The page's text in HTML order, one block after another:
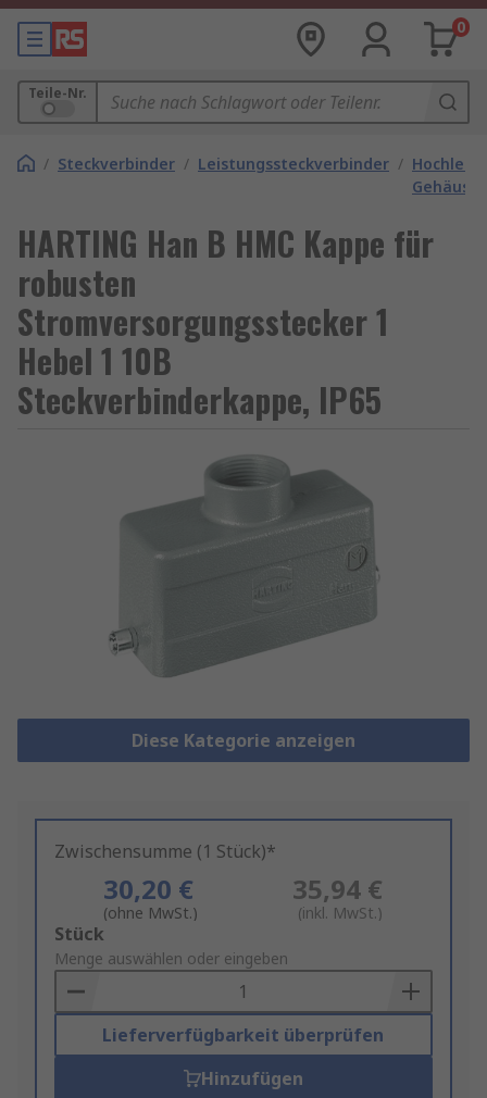
0
Teile-Nr.
/ Steckverbinder / Leistungssteckverbinder /
Gehäuse
HARTING Han B HMC Kappe für
robusten
Stromversorgungsstecker 1
Hebel 1 10B
Steckverbinderkappe, IP65
Diese Kategorie anzeigen
Zwischensumme (1 Stück)*
30,20 €
(ohne MwSt.)
35,94 €
(inkl. MwSt.)
Add
to
Basket
Stück
Menge auswählen oder eingeben
Lieferverfügbarkeit überprüfen
Hinzufügen